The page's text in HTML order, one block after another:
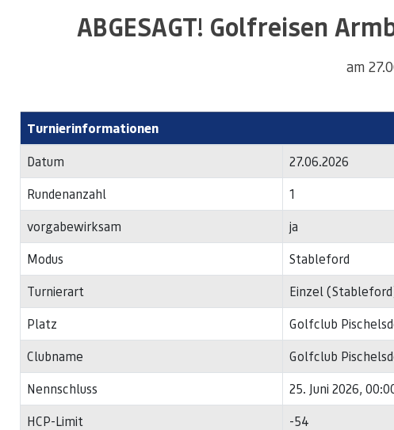
ABGESAGT! Golfreisen
am
Turnierinformationen
Datum
27.06.2026
Rundenanzahl
1
vorgabewirksam
ja
Modus
Stableford
Turnierart
Einzel
Platz
Golfclub
Clubname
Golfclub
Nennschluss
25. Juni 2026,
HCP-Limit
-54